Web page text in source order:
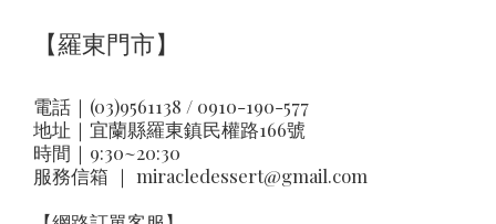
【羅東門市】
電話｜(03)9561138 / 0910-190-577
地址｜ 宜蘭縣羅東鎮民權路166號
時間｜9:30~20:30
服務信箱 ｜ miracledessert@gmail.com